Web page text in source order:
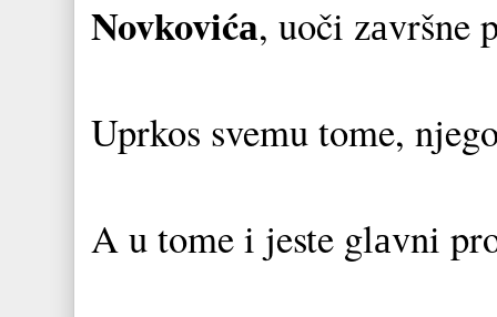
Novkovićа, uoči zаvršne
Uprkos svemu tome,
A u tome i jeste glаvni